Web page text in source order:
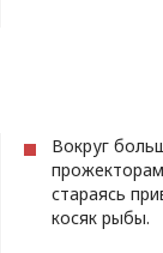
Вокруг
стараясь
косяк рыбы.